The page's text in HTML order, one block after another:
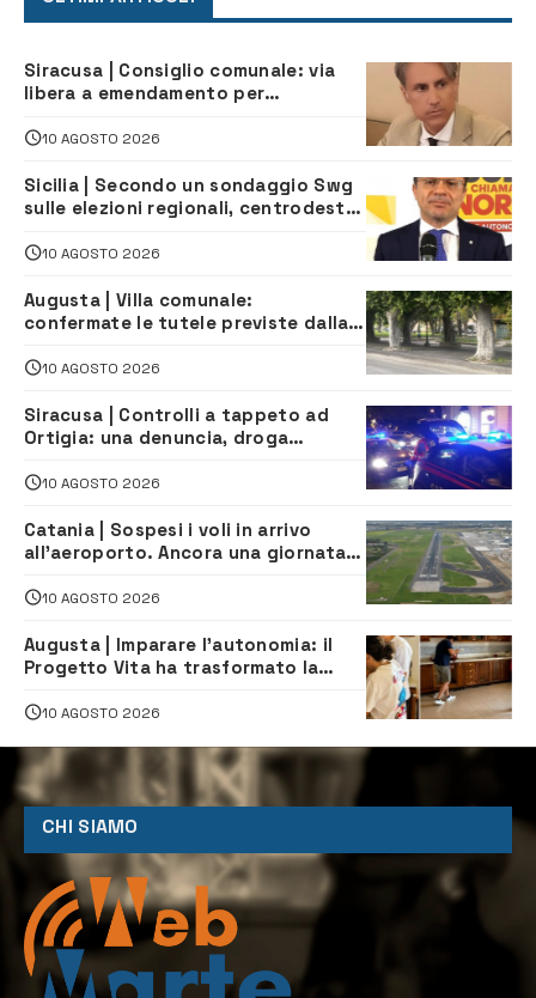
Siracusa | Consiglio comunale: via
libera a emendamento per
Vermexio e Barresi
10 AGOSTO 2026
Sicilia | Secondo un sondaggio Swg
sulle elezioni regionali, centrodestra
10 AGOSTO 2026
Augusta | Villa comunale:
confermate le tutele previste dalla
10 AGOSTO 2026
Siracusa | Controlli a tappeto ad
Ortigia: una denuncia, droga
multe
10 AGOSTO 2026
Catania | Sospesi i voli in arrivo
all’aeroporto. Ancora una giornata
10 AGOSTO 2026
Augusta | Imparare l’autonomia: il
Progetto Vita ha trasformato la
indipendenza
10 AGOSTO 2026
CHI SIAMO